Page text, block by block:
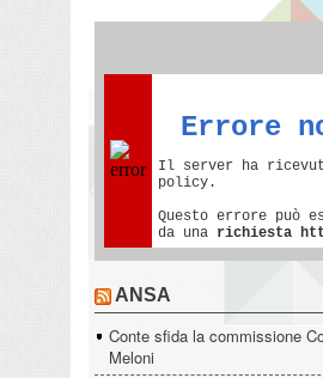
ANSA
Conte sfida la commissione
Meloni